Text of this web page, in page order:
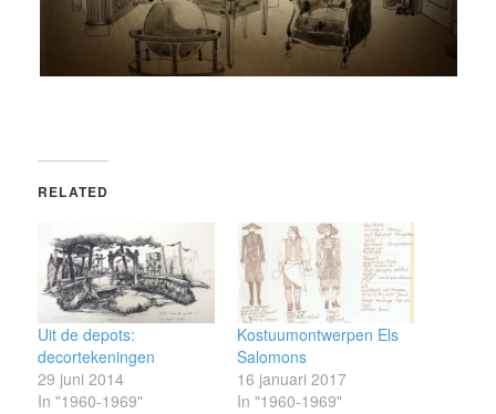
RELATED
Uit de depots:
decortekeningen
29 juni 2014
In "1960-1969"
Kostuumontwerpen Els
Salomons
16 januari 2017
In "1960-1969"